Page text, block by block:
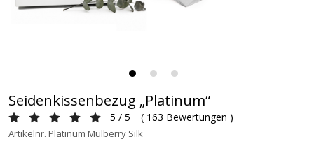
Seidenkissenbezug „Platinum“
5 / 5 ( 163 Bewertungen )
Artikelnr. Platinum Mulberry Silk